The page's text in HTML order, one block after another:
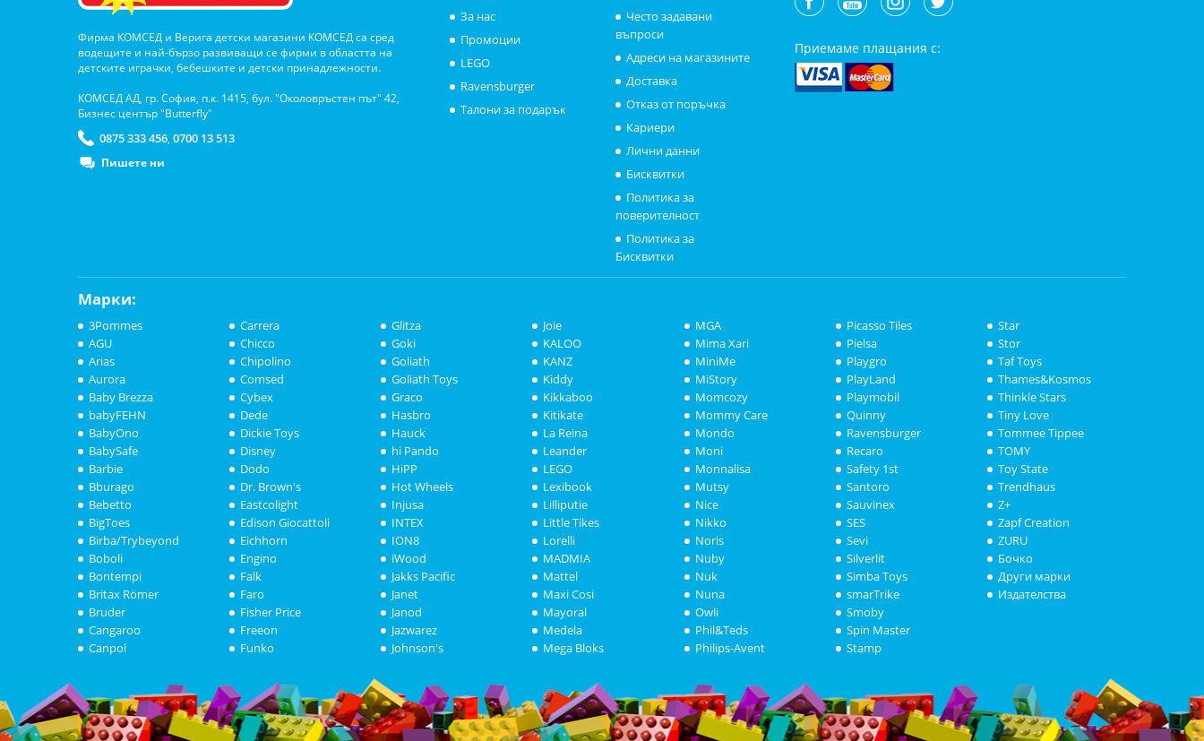
Фирма КОМСЕД и Верига детски магазини КОМСЕД са сред
водещите и най-бързо развиващи се фирми в областта на
детските играчки, бебешките и детски принадлежности.
КОМСЕД АД, гр. София, п.к. 1415, бул. "Околовръстен път" 42,
Бизнес център "Butterfly"
0875 333 456, 0700 13 513
Пишете ни
За нас
Промоции
LEGO
Ravensburger
Талони за подарък
Често задавани
въпроси
Адреси на магазините
Доставка
Отказ от поръчка
Кариери
Лични данни
Бисквитки
Политика за
поверителност
Политика за
Бисквитки
Приемаме плащания с:
Марки:
3Pommes
AGU
Arias
Aurora
Baby Brezza
babyFEHN
BabyOno
BabySafe
Barbie
Bburago
Bebetto
BigToes
Birba/Trybeyond
Boboli
Bontempi
Britax Römer
Bruder
Cangaroo
Canpol
Carrera
Chicco
Chipolino
Comsed
Cybex
Dede
Dickie Toys
Disney
Dodo
Dr. Brown's
Eastcolight
Edison Giocattoli
Eichhorn
Engino
Falk
Faro
Fisher Price
Freeon
Funko
Glitza
Goki
Goliath
Goliath Toys
Graco
Hasbro
Hauck
hi Pando
HiPP
Hot Wheels
Injusa
INTEX
ION8
iWood
Jakks Pacific
Janet
Janod
Jazwarez
Johnson's
Joie
KALOO
KANZ
Kiddy
Kikkaboo
Kitikate
La Reina
Leander
LEGO
Lexibook
Lilliputie
Little Tikes
Lorelli
MADMIA
Mattel
Maxi Cosi
Mayoral
Medela
Mega Bloks
MGA
Mima Xari
MiniMe
MiStory
Momcozy
Mommy Care
Mondo
Moni
Monnalisa
Mutsy
Nice
Nikko
Noris
Nuby
Nuk
Nuna
Owli
Phil&Teds
Philips-Avent
Picasso Tiles
Pielsa
Playgro
PlayLand
Playmobil
Quinny
Ravensburger
Recaro
Safety 1st
Santoro
Sauvinex
SES
Sevi
Silverlit
Simba Toys
smarTrike
Smoby
Spin Master
Stamp
Star
Stor
Taf Toys
Thames&Kosmos
Thinkle Stars
Tiny Love
Tommee Tippee
TOMY
Toy State
Trendhaus
Z+
Zapf Creation
ZURU
Бочко
Други марки
Издателства